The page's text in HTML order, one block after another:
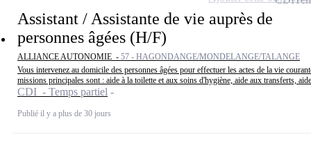
Assistant / Assistante de vie auprès de
personnes âgées (H/F)
ALLIANCE AUTONOMIE - 57 - HAGONDANGE/MONDELANGE/TALANGE
Vous intervenez au domicile des personnes âgées pour effectuer les actes de la vie
missions principales sont : aide à la toilette et aux soins d'hygiène, aide aux transferts,
CDI - Temps partiel
Publié il y a plus de 30 jours